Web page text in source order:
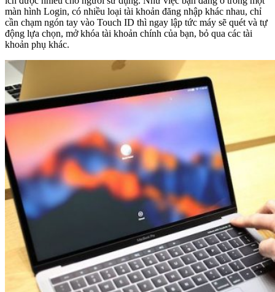
màn hình Login, có nhiều loại tài khoản đăng nhập khác nhau, chỉ
cần chạm ngón tay vào Touch ID thì ngay lập tức máy sẽ quét và tự
động lựa chọn, mở khóa tài khoản chính của bạn, bỏ qua các tài
khoản phụ khác.